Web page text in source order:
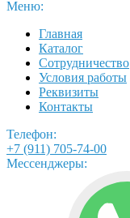
Меню:
Главная
Каталог
Сотрудничество
Условия работы
Реквизиты
Контакты
Телефон:
+7 (911) 705-74-00
Мессенджеры: